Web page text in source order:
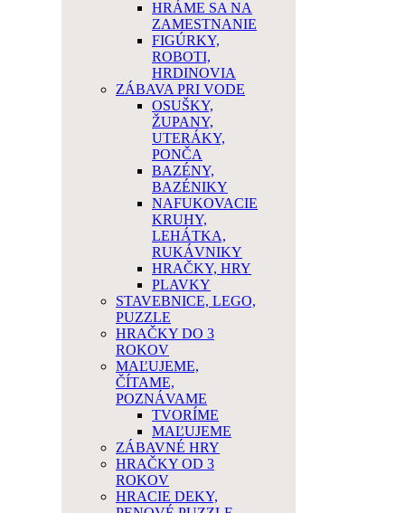
HRÁME SA NA
ZAMESTNANIE
FIGÚRKY,
ROBOTI,
HRDINOVIA
ZÁBAVA PRI VODE
OSUŠKY,
ŽUPANY,
UTERÁKY,
PONČA
BAZÉNY,
BAZÉNIKY
NAFUKOVACIE
KRUHY,
LEHÁTKA,
RUKÁVNIKY
HRAČKY, HRY
PLAVKY
STAVEBNICE, LEGO,
PUZZLE
HRAČKY DO 3
ROKOV
MAĽUJEME,
ČÍTAME,
POZNÁVAME
TVORÍME
MAĽUJEME
ZÁBAVNÉ HRY
HRAČKY OD 3
ROKOV
HRACIE DEKY,